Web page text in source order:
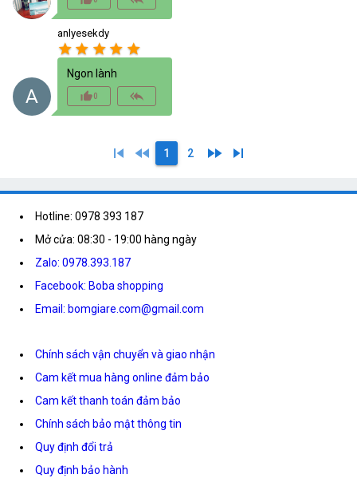
A
anlyesekdy
star star star star star
Ngon lành
thumb_up_alt0 reply_all
skip_previous fast_rewind 1 2 fast_forward skip_next
Hotline: 0978 393 187
Mở cửa: 08:30 - 19:00 hàng ngày
Zalo: 0978.393.187
Facebook: Boba shopping
Email: bomgiare.com@gmail.com
Chính sách vận chuyển và giao nhận
Cam kết mua hàng online đảm bảo
Cam kết thanh toán đảm bảo
Chính sách bảo mật thông tin
Quy định đổi trả
Quy định bảo hành